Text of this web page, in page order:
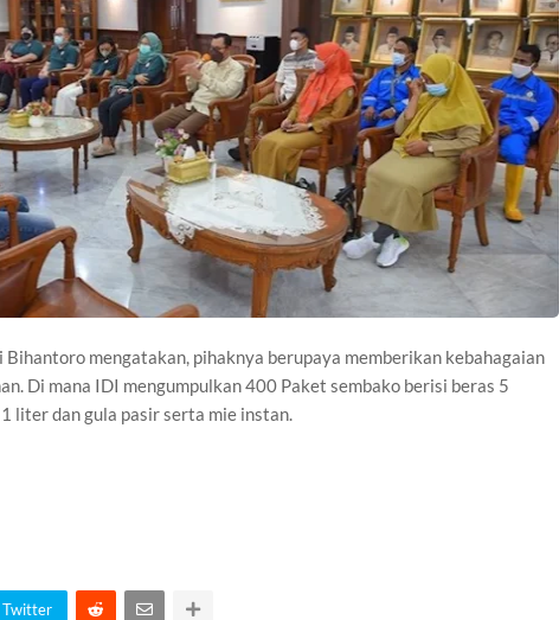
Bihantoro mengatakan, pihaknya berupaya memberikan kebahagaian
Di mana IDI mengumpulkan 400 Paket sembako berisi beras 5
liter dan gula pasir serta mie instan.
Twitter